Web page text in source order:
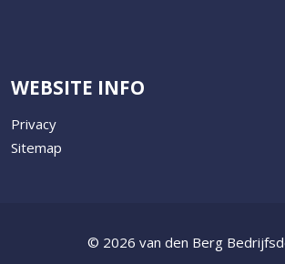
WEBSITE INFO
Privacy
Sitemap
© 2026 van den Berg